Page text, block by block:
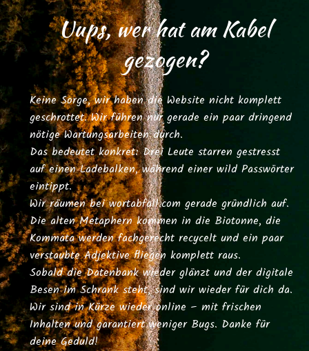
Uups, wer hat am Kabel
gezogen?
Keine Sorge, wir haben die Website nicht komplett
geschrottet. Wir führen nur gerade ein paar dringend
nötige Wartungsarbeiten durch.
Das bedeutet konkret: Drei Leute starren gestresst
auf einen Ladebalken, während einer wild Passwörter
eintippt.
Wir räumen beiwortabfall.com gerade gründlich auf.
Die alten Metaphern kommen in die Biotonne, die
Kommata werden fachgerecht recycelt und ein paar
verstaubte Adjektive fliegen komplett raus.
Sobald die Datenbank wieder glänzt und der digitale
Besen im Schrank steht, sind wir wieder für dich da.
Wir sind in Kürze wieder online – mit frischen
Inhalten und garantiert weniger Bugs. Danke für
deine Geduld!